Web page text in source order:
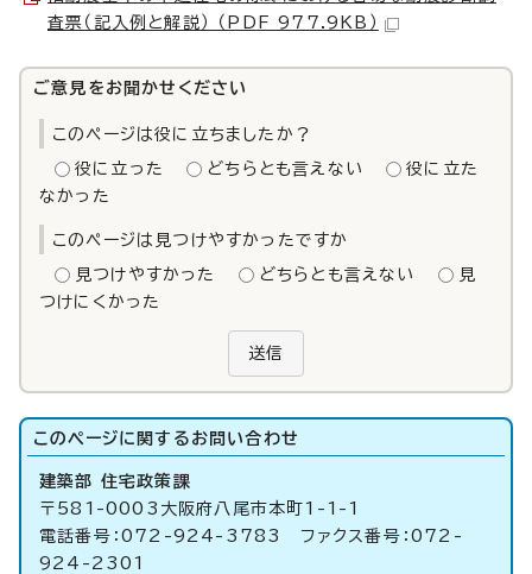
査票（記入例と解説） （PDF 977.9KB）
ご意見をお聞かせください
このページは役に立ちましたか？
役に立った どちらとも言えない
役に立た
なかった
このページは見つけやすかったですか
見つけやすかった どちらとも言えない
見
つけにくかった
送信
このページに関する お問い合わせ
建築部 住宅政策課
〒581-0003大阪府八尾市本町1-1-1
電話番号：072-924-3783 ファクス番号：072-
924-2301